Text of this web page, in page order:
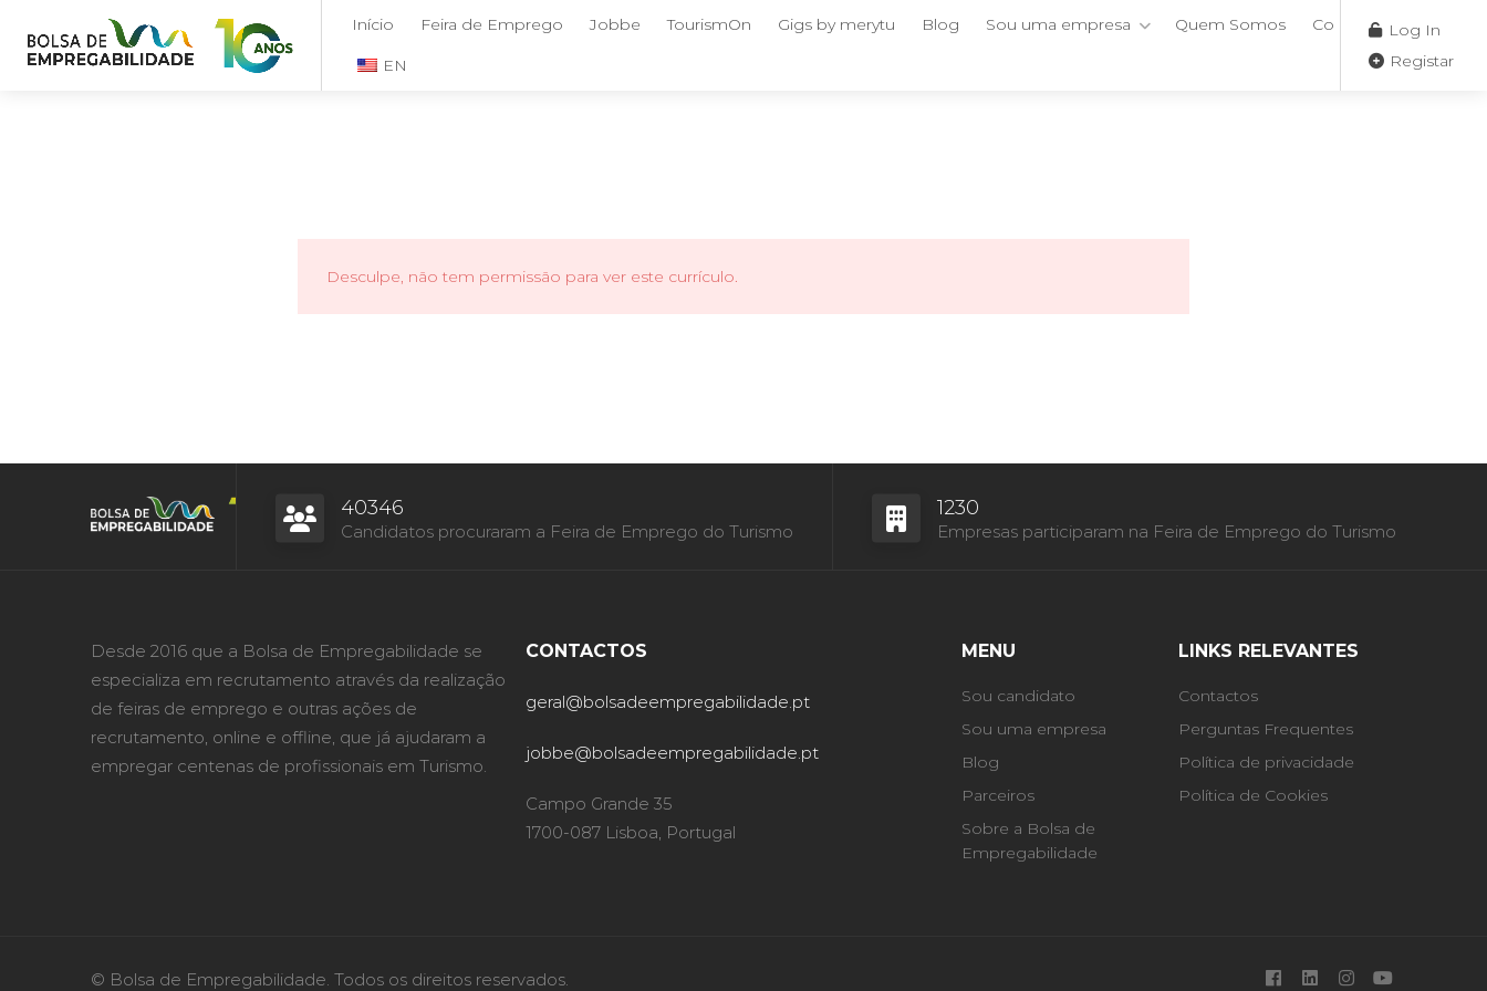
Início Feira de Emprego Jobbe TourismOn Gigs by merytu Blog Sou uma empresa Quem Somos Contactos
EN
Log In
Registar
Desculpe, não tem permissão para ver este currículo.
40346
Candidatos procuraram a Feira de Emprego do Turismo
1230
Empresas participaram na Feira de Emprego do Turismo
Desde 2016 que a Bolsa de Empregabilidade se
especializa em recrutamento através da realização
de feiras de emprego e outras ações de
recrutamento, online e offline, que já ajudaram a
empregar centenas de profissionais em Turismo.
CONTACTOS
geral@bolsadeempregabilidade.pt
jobbe@bolsadeempregabilidade.pt
Campo Grande 35
1700-087 Lisboa, Portugal
MENU
Sou candidato
Sou uma empresa
Blog
Parceiros
Sobre a Bolsa de
Empregabilidade
LINKS RELEVANTES
Contactos
Perguntas Frequentes
Política de privacidade
Política de Cookies
© Bolsa de Empregabilidade. Todos os direitos reservados.